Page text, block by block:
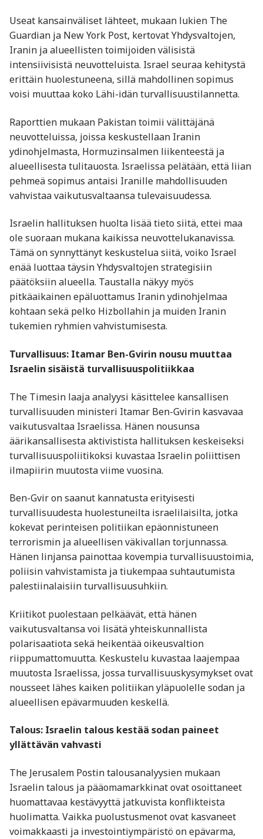
Useat kansainväliset lähteet, mukaan lukien The
Guardian ja New York Post, kertovat Yhdysvaltojen,
Iranin ja alueellisten toimijoiden välisistä
intensiivisistä neuvotteluista. Israel seuraa kehitystä
erittäin huolestuneena, sillä mahdollinen sopimus
voisi muuttaa koko Lähi-idän turvallisuustilannetta.
Raporttien mukaan Pakistan toimii välittäjänä
neuvotteluissa, joissa keskustellaan Iranin
ydinohjelmasta, Hormuzinsalmen liikenteestä ja
alueellisesta tulitauosta. Israelissa pelätään, että liian
pehmeä sopimus antaisi Iranille mahdollisuuden
vahvistaa vaikutusvaltaansa tulevaisuudessa.
Israelin hallituksen huolta lisää tieto siitä, ettei maa
ole suoraan mukana kaikissa neuvottelukanavissa.
Tämä on synnyttänyt keskustelua siitä, voiko Israel
enää luottaa täysin Yhdysvaltojen strategisiin
päätöksiin alueella. Taustalla näkyy myös
pitkäaikainen epäluottamus Iranin ydinohjelmaa
kohtaan sekä pelko Hizbollahin ja muiden Iranin
tukemien ryhmien vahvistumisesta.
Turvallisuus: Itamar Ben-Gvirin nousu muuttaa
Israelin sisäistä turvallisuuspolitiikkaa
The Timesin laaja analyysi käsittelee kansallisen
turvallisuuden ministeri Itamar Ben-Gvirin kasvavaa
vaikutusvaltaa Israelissa. Hänen nousunsa
äärikansallisesta aktivistista hallituksen keskeiseksi
turvallisuuspoliitikoksi kuvastaa Israelin poliittisen
ilmapiirin muutosta viime vuosina.
Ben-Gvir on saanut kannatusta erityisesti
turvallisuudesta huolestuneilta israelilaisilta, jotka
kokevat perinteisen politiikan epäonnistuneen
terrorismin ja alueellisen väkivallan torjunnassa.
Hänen linjansa painottaa kovempia turvallisuustoimia,
poliisin vahvistamista ja tiukempaa suhtautumista
palestiinalaisiin turvallisuusuhkiin.
Kriitikot puolestaan pelkäävät, että hänen
vaikutusvaltansa voi lisätä yhteiskunnallista
polarisaatiota sekä heikentää oikeusvaltion
riippumattomuutta. Keskustelu kuvastaa laajempaa
muutosta Israelissa, jossa turvallisuuskysymykset ovat
nousseet lähes kaiken politiikan yläpuolelle sodan ja
alueellisen epävarmuuden keskellä.
Talous: Israelin talous kestää sodan paineet
yllättävän vahvasti
The Jerusalem Postin talousanalyysien mukaan
Israelin talous ja pääomamarkkinat ovat osoittaneet
huomattavaa kestävyyttä jatkuvista konflikteista
huolimatta. Vaikka puolustusmenot ovat kasvaneet
voimakkaasti ja investointiympäristö on epävarma,